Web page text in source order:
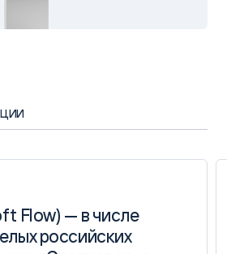
Flow) — в числе
российских
Flow) — в числе
российских